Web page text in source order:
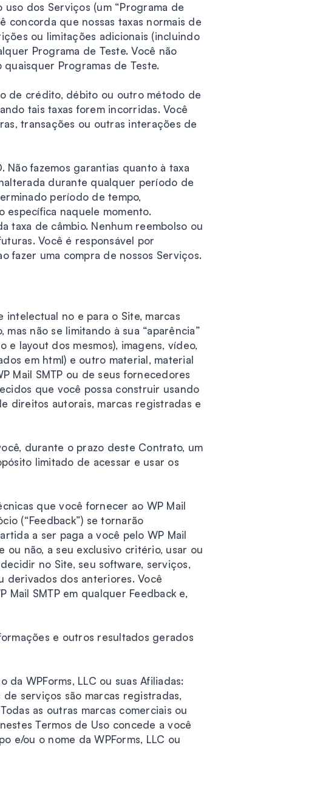
dos Serviços (um “Programa de
concorda que nossas taxas normais de
ou limitações adicionais (incluindo
Programa de Teste. Você não
Programas de Teste.
de crédito, débito ou outro método de
tais taxas forem incorridas. Você
transações ou outras interações de
Não fazemos garantias quanto à taxa
durante qualquer período de
período de tempo,
específica naquele momento.
taxa de câmbio. Nenhum reembolso ou
Você é responsável por
fazer uma compra de nossos Serviços.
no e para o Site, marcas
não se limitando à sua “aparência”
e layout dos mesmos), imagens, vídeo,
em html) e outro material, material
Mail SMTP ou de seus fornecedores
que você possa construir usando
direitos autorais, marcas registradas e
durante o prazo deste Contrato, um
limitado de acessar e usar os
que você fornecer ao WP Mail
(“Feedback”) se tornarão
a ser paga a você pelo WP Mail
ou não, a seu exclusivo critério, usar ou
no Site, seu software, serviços,
derivados dos anteriores. Você
SMTP em qualquer Feedback e,
e outros resultados gerados
WPForms, LLC ou suas Afiliadas:
serviços são marcas registradas,
as outras marcas comerciais ou
Termos de Uso concede a você
e/ou o nome da WPForms, LLC ou